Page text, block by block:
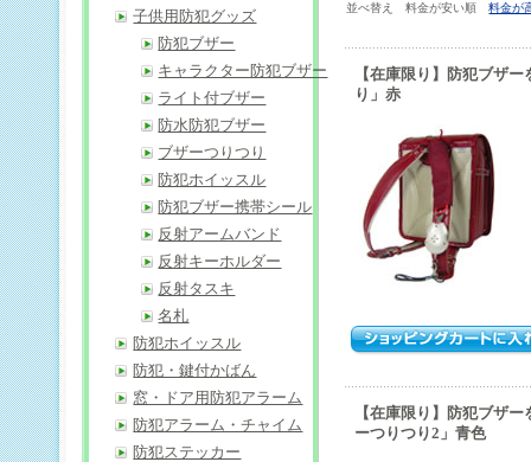
並べ替え 料金が安い順料金が
【在庫限り】防犯ブザ
り」赤
【在庫限り】防犯ブザ
ーつりつり2」青色
子供用防犯グッズ
防犯ブザー
キャラクター防犯ブザー
ライト付ブザー
防水防犯ブザー
ブザーつりつり
防犯ホイッスル
防犯ブザー携帯シール
反射アームバンド
反射キーホルダー
反射タスキ
名札
防犯ホイッスル
防犯・鍵付かばん
窓・ドア用防犯アラーム
防犯アラーム・チャイム
防犯ステッカー